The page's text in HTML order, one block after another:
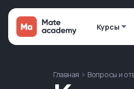
Курсы
Главная Вопросы и